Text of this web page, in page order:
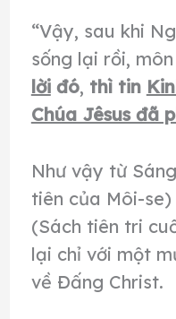
“Vậy, sau khi
sống lại rồi,
lờiđó, thì tin
Chúa Jêsus đã
Như vậy từ
tiên của Môi-
(Sách tiên tri
lại chỉ với một
về Đấng Christ.